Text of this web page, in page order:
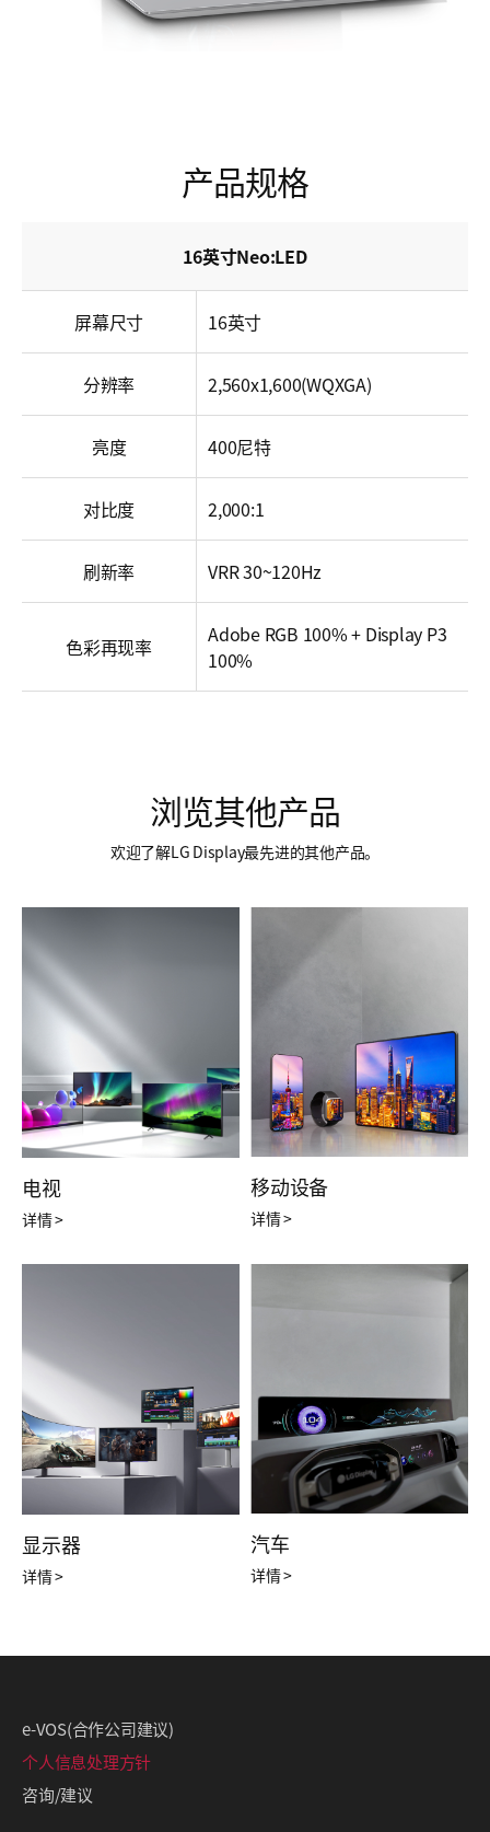
产品规格
16英寸Neo:LED
屏幕尺寸 16英寸
分辨率 2,560x1,600(WQXGA)
亮度 400尼特
对比度 2,000:1
刷新率 VRR 30~120Hz
色彩再现率
Adobe RGB 100% + Display P3
100%
浏览其他产品
欢迎了解LG Display最先进的其他产品。
电视
详情 >
移动设备
详情 >
显示器
详情 >
汽车
详情 >
e-VOS(合作公司建议)
个人信息处理方针
咨询/建议